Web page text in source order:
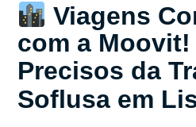
Viagens
com a Moovit!
Precisos da
Soflusa em